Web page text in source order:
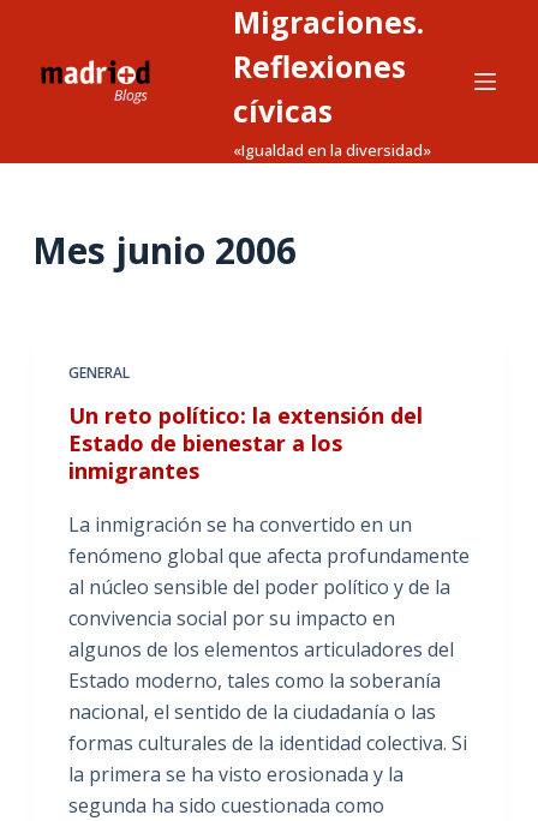
Migraciones.
Reflexiones
cívicas
«Igualdad en la diversidad»
Mes junio 2006
GENERAL
Un reto político: la extensión del
Estado de bienestar a los
inmigrantes
La inmigración se ha convertido en un
fenómeno global que afecta profundamente
al núcleo sensible del poder político y de la
convivencia social por su impacto en
algunos de los elementos articuladores del
Estado moderno, tales como la soberanía
nacional, el sentido de la ciudadanía o las
formas culturales de la identidad colectiva. Si
la primera se ha visto erosionada y la
segunda ha sido cuestionada como